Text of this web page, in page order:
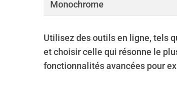
Monochrome
Utilisez des outils en ligne, tels
et choisir celle qui résonne le
fonctionnalités avancées pour